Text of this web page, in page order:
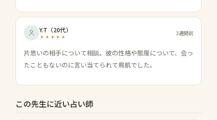
Y.T （20代） 3週間前
片思いの相手について相談。彼の性格や態度について、会っ
たこともないのに言い当てられて鳥肌でした。
この先生に近い占い師